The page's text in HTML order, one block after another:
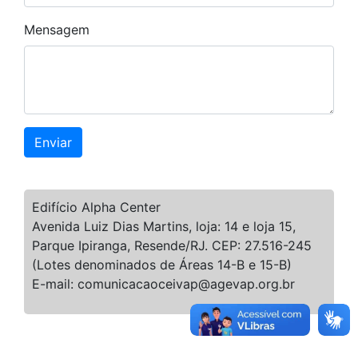
Mensagem
Enviar
Edifício Alpha Center
Avenida Luiz Dias Martins, loja: 14 e loja 15,
Parque Ipiranga, Resende/RJ. CEP: 27.516-245
(Lotes denominados de Áreas 14-B e 15-B)
E-mail: comunicacaoceivap@agevap.org.br